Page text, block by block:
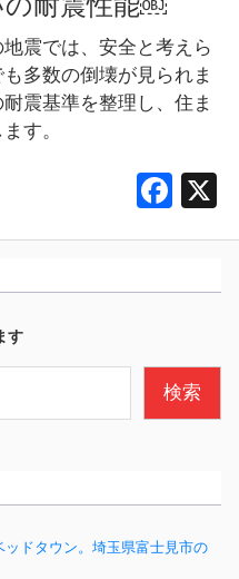
震では、安全と考えら
多数の倒壊が見られま
震基準を整理し、住ま
す。
F
e
o
o
す
検索
ドタウン。埼玉県富士見市の